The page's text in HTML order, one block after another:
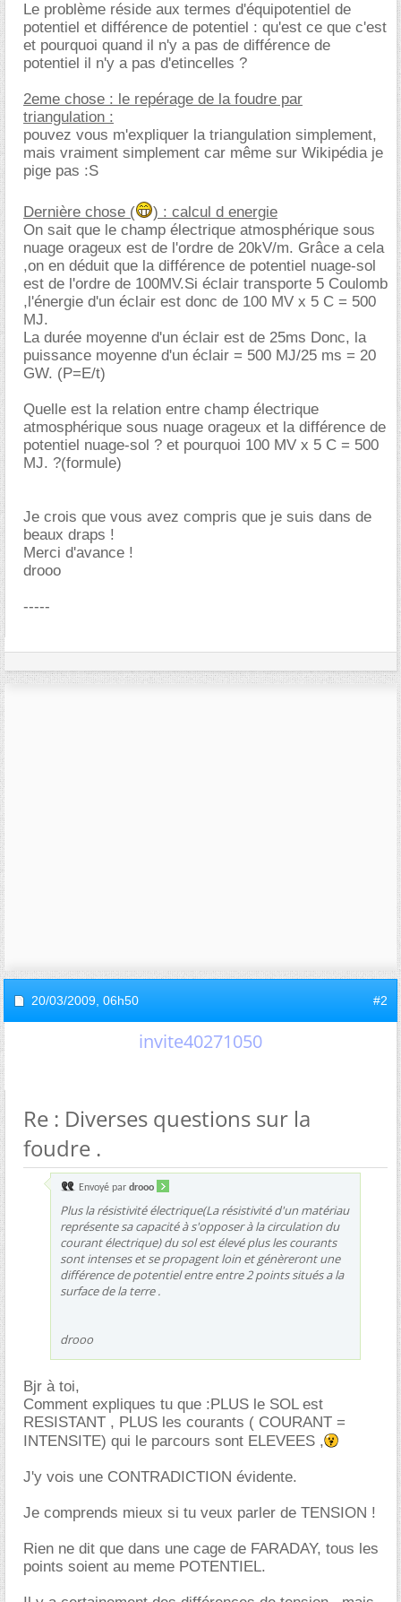
Le problème réside aux termes d'équipotentiel de
potentiel et différence de potentiel : qu'est ce que c'est
et pourquoi quand il n'y a pas de différence de
potentiel il n'y a pas d'etincelles ?
2eme chose : le repérage de la foudre par
triangulation :
pouvez vous m'expliquer la triangulation simplement,
mais vraiment simplement car même sur Wikipédia je
pige pas :S
Dernière chose (
) : calcul d energie
On sait que le champ électrique atmosphérique sous
nuage orageux est de l'ordre de 20kV/m. Grâce a cela
,on en déduit que la différence de potentiel nuage-sol
est de l'ordre de 100MV.Si éclair transporte 5 Coulomb
,l'énergie d'un éclair est donc de 100 MV x 5 C = 500
MJ.
La durée moyenne d'un éclair est de 25ms Donc, la
puissance moyenne d'un éclair = 500 MJ/25 ms = 20
GW. (P=E/t)
Quelle est la relation entre champ électrique
atmosphérique sous nuage orageux et la différence de
potentiel nuage-sol ? et pourquoi 100 MV x 5 C = 500
MJ. ?(formule)
Je crois que vous avez compris que je suis dans de
beaux draps !
Merci d'avance !
drooo
-----
20/03/2009, 06h50 #2
invite40271050
Re : Diverses questions sur la
foudre .
Envoyé par drooo
Plus la résistivité électrique(La résistivité d'un matériau
représente sa capacité à s'opposer à la circulation du
courant électrique) du sol est élevé plus les courants
sont intenses et se propagent loin et génèreront une
différence de potentiel entre entre 2 points situés a la
surface de la terre .
drooo
Bjr à toi,
Comment expliques tu que :PLUS le SOL est
RESISTANT , PLUS les courants ( COURANT =
INTENSITE) qui le parcours sont ELEVEES ,
J'y vois une CONTRADICTION évidente.
Je comprends mieux si tu veux parler de TENSION !
Rien ne dit que dans une cage de FARADAY, tous les
points soient au meme POTENTIEL.